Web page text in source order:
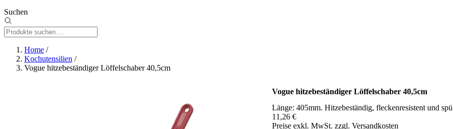
Suchen
Home /
Kochutensilien /
Vogue hitzebeständiger Löffelschaber 40,5cm
Vogue hitzebeständiger Löffelschaber 40,5cm
Länge: 405mm. Hitzebeständig, fleckenresistent und
11,26 €
Preise exkl. MwSt. zzgl. Versandkosten